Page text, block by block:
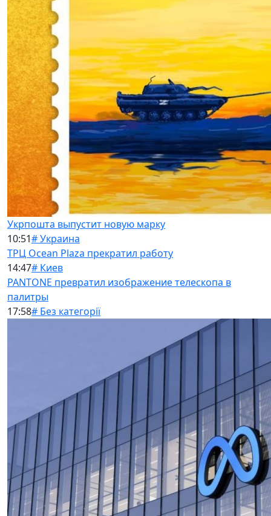
Укрпошта выпустит новую марку
10:51# Украина
ТРЦ Ocean Plaza прекратил работу
14:47# Киев
PANTONE превратил изображение телескопа в
палитры
17:58# Без категорії